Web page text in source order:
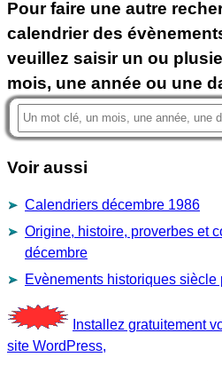
Pour faire une autre
calendrier des
veuillez saisir un ou
mois, une année ou une
Voir aussi
Calendriers décembre 1986
Origine, histoire, proverbes et
décembre
Evènements historiques siècle
Installez gratuitement
site WordPress,